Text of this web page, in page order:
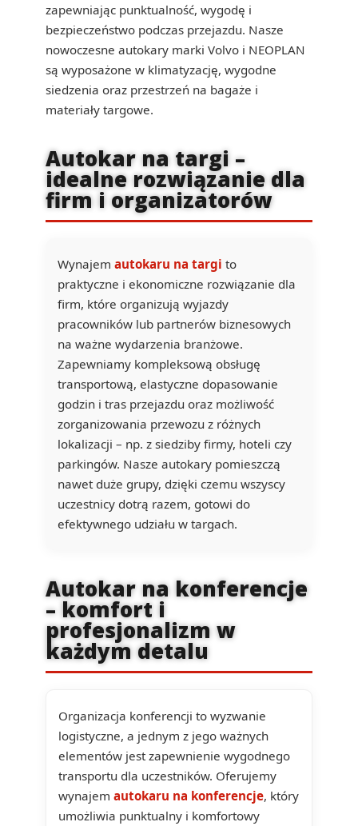
zapewniając punktualność, wygodę i
bezpieczeństwo podczas przejazdu. Nasze
nowoczesne autokary marki Volvo i NEOPLAN
są wyposażone w klimatyzację, wygodne
siedzenia oraz przestrzeń na bagaże i
materiały targowe.
Autokar na targi –
idealne rozwiązanie dla
firm i organizatorów
Wynajem autokaru na targi to
praktyczne i ekonomiczne rozwiązanie dla
firm, które organizują wyjazdy
pracowników lub partnerów biznesowych
na ważne wydarzenia branżowe.
Zapewniamy kompleksową obsługę
transportową, elastyczne dopasowanie
godzin i tras przejazdu oraz możliwość
zorganizowania przewozu z różnych
lokalizacji – np. z siedziby firmy, hoteli czy
parkingów. Nasze autokary pomieszczą
nawet duże grupy, dzięki czemu wszyscy
uczestnicy dotrą razem, gotowi do
efektywnego udziału w targach.
Autokar na konferencje
– komfort i
profesjonalizm w
każdym detalu
Organizacja konferencji to wyzwanie
logistyczne, a jednym z jego ważnych
elementów jest zapewnienie wygodnego
transportu dla uczestników. Oferujemy
wynajem autokaru na konferencje, który
umożliwia punktualny i komfortowy